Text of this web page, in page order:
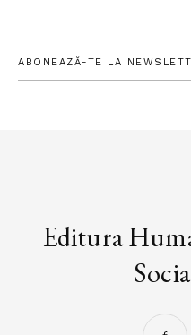
ABONEAZĂ-TE LA
Editura